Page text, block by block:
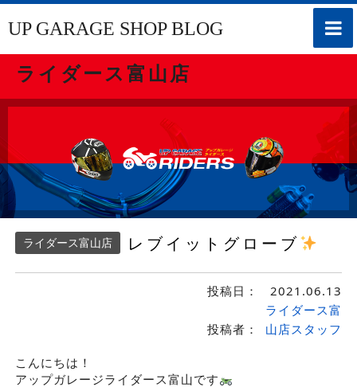
toggle
UP GARAGE SHOP BLOG
ライダース富山店
ライダース富山店 レブイットグローブ
投稿日： 2021.06.13
投稿者：
ライダース富
山店スタッフ
こんにちは！
アップガレージライダース富山です